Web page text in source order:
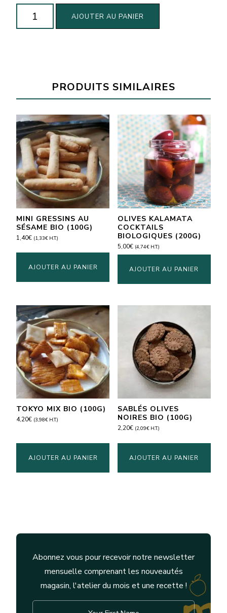
quantité
biologiques
(200g)
AJOUTER AU PANIER
PRODUITS SIMILAIRES
MINI GRESSINS AU
SÉSAME BIO (100G)
1,40€ (1,33€ H.T.)
AJOUTER AU PANIER
OLIVES KALAMATA
COCKTAILS
BIOLOGIQUES (200G)
5,00€ (4,74€H.T.)
AJOUTER AU PANIER
TOKYO MIX BIO (100G)
4,20€ (3,98€ H.T.)
AJOUTER AU PANIER
SABLÉS OLIVES
NOIRES BIO (100G)
2,20€ (2,09€H.T.)
AJOUTER AU PANIER
Abonnez vous pour recevoir notre newsletter
mensuelle comprenant les nouveautés
magasin, l'atelier du mois et une recette !